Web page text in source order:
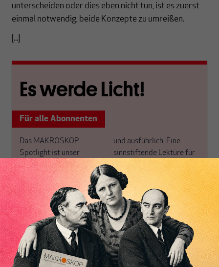
Inhaltsverzeichnis
unterscheiden oder dies eben nicht tun, ist es zuerst
einmal notwendig, beide Konzepte zu umreißen.
[...]
Es werde Licht!
Für alle Abonnenten
Das MAKROSKOP
Spotlight ist unser
exklusiver Scheinwerfer
auf einen Schwerpunkt,
den wir alle zwei Wochen
für unsere ABO+ Leser
neu ausrichten.
Warum versteht fast
niemand unser eigenes
Geldsystem? Macht
Arbeitszeitverkürzung
und ausführlich. Eine
sinnstiftende Lektüre für
Ihre Samstage und
Sonntage.
Sie haben noch kein
Abo+? Dann werten Sie
jetzt auf und profitieren
von einem erweiterten
inhaltlichen Angebot und
anderen Vorteilen mehr.